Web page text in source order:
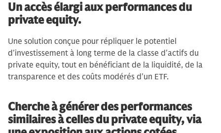
Un accès élargi aux performances du
private equity.
Une solution conçue pour répliquer le potentiel
d'investissement à long terme de la classe d'actifs du
private equity, tout en bénéficiant de la liquidité, de la
transparence et des coûts modérés d'un ETF.
Cherche à générer des performances
similaires à celles du private equity, via